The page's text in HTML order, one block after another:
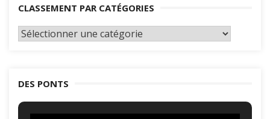
CLASSEMENT PAR CATÉGORIES
Classement
DES PONTS